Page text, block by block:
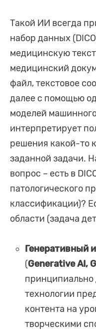
Такой ИИ всегда
набор данных
медицинскую
медицинский
файл, текстовое
далее с помощью
моделей
интерпретирует
решения какой-то
заданной задачи.
вопрос – есть в
патологического
классификации)?
области (задача
Генеративный
(Generative AI,
принципиально
технологии
контента на
творческими